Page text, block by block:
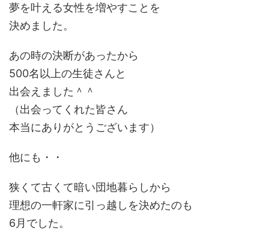
夢を叶える女性を増やすことを
決めました。
あの時の決断があったから
500名以上の生徒さんと
出会えました＾＾
（出会ってくれた皆さん
本当にありがとうございます）
他にも・・
狭くて古くて暗い団地暮らしから
理想の一軒家に引っ越しを決めたのも
6月でした。